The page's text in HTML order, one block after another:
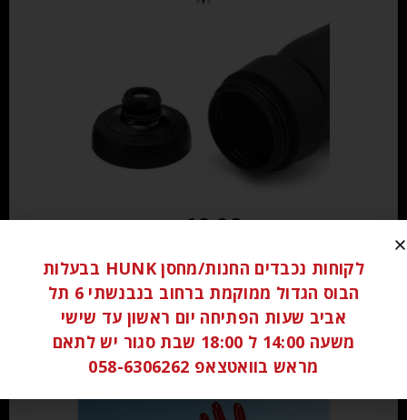
₪60.00
מידע נוסף
לקוחות נכבדים החנות/מחסן HUNK בבעלות
הבוס הגדול ממוקמת ברחוב בנבנשתי 6 תל
אביב שעות הפתיחה יום ראשון עד שישי
משעה 14:00 ל 18:00 שבת סגור יש לתאם
מראש בוואטצאפ 058-6306262